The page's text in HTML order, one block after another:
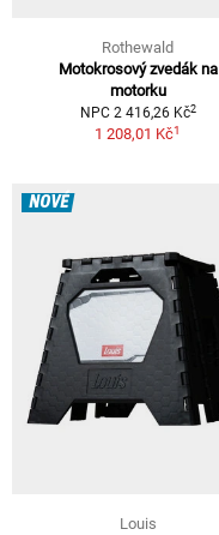
Rothewald
Motokrosový zvedák na
motorku
NPC 2 416,26 Kč2
1 208,01 Kč1
NOVÉ
Louis